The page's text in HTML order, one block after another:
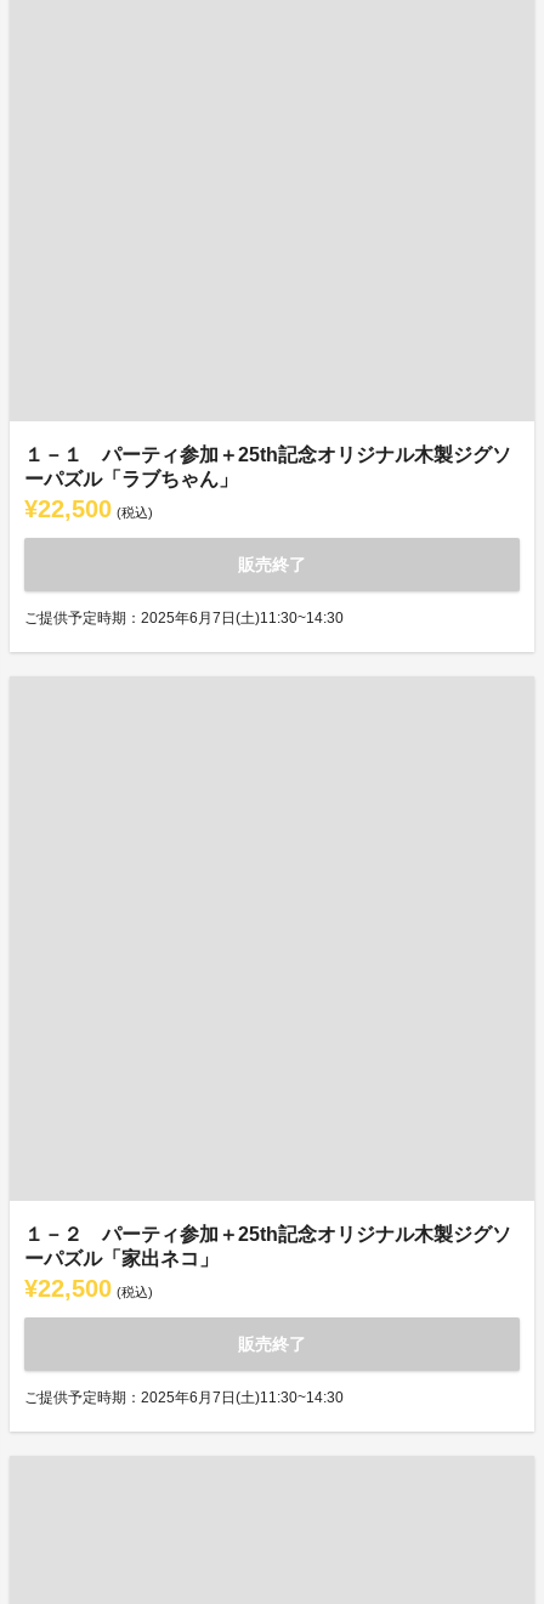
１－１ パーティ参加＋25th記念オリジナル木製ジグソ
ーパズル「ラブちゃん」
¥22,500 (税込)
販売終了
ご提供予定時期：2025年6月7日(土)11:30~14:30
１－２ パーティ参加＋25th記念オリジナル木製ジグソ
ーパズル「家出ネコ」
¥22,500 (税込)
販売終了
ご提供予定時期：2025年6月7日(土)11:30~14:30